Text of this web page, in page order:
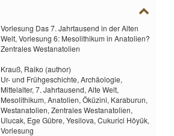
Vorlesung Das 7. Jahrtausend in der Alten
Welt, Vorlesung 6: Mesolithikum in Anatolien?
Zentrales Westanatolien
Krauß, Raiko (author)
Ur- und Frühgeschichte, Archäologie,
Mittelalter, 7. Jahrtausend, Alte Welt,
Mesolithikum, Anatolien, Öküzini, Karaburun,
Westanatolien, Zentrales Westanatolien,
Ulucak, Ege Gübre, Yesilova, Cukurici Höyük,
Vorlesung